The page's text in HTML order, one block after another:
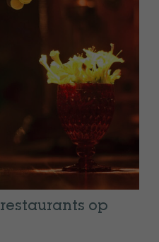
op